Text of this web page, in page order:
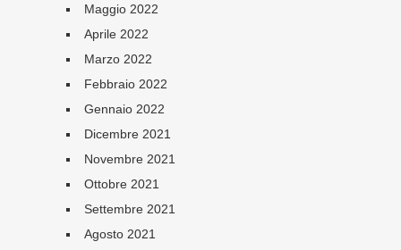
Maggio 2022
Aprile 2022
Marzo 2022
Febbraio 2022
Gennaio 2022
Dicembre 2021
Novembre 2021
Ottobre 2021
Settembre 2021
Agosto 2021